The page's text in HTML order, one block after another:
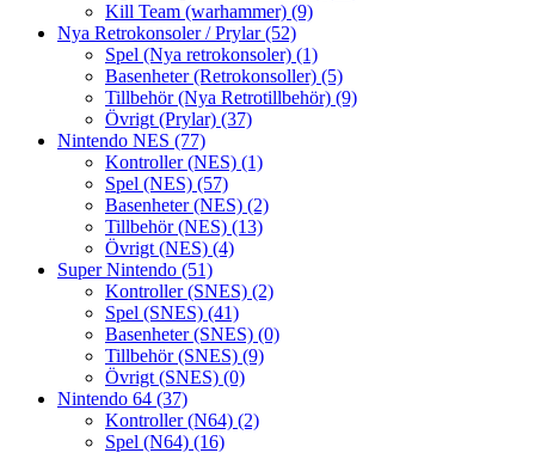
Kill Team (warhammer) (9)
Nya Retrokonsoler / Prylar(52)
Spel (Nya retrokonsoler) (1)
Basenheter (Retrokonsoller) (5)
Tillbehör (Nya Retrotillbehör) (9)
Övrigt (Prylar) (37)
Nintendo NES (77)
Kontroller (NES) (1)
Spel (NES) (57)
Basenheter (NES) (2)
Tillbehör (NES) (13)
Övrigt (NES) (4)
Super Nintendo (51)
Kontroller (SNES) (2)
Spel (SNES) (41)
Basenheter (SNES) (0)
Tillbehör (SNES) (9)
Övrigt (SNES) (0)
Nintendo 64 (37)
Kontroller (N64) (2)
Spel (N64) (16)